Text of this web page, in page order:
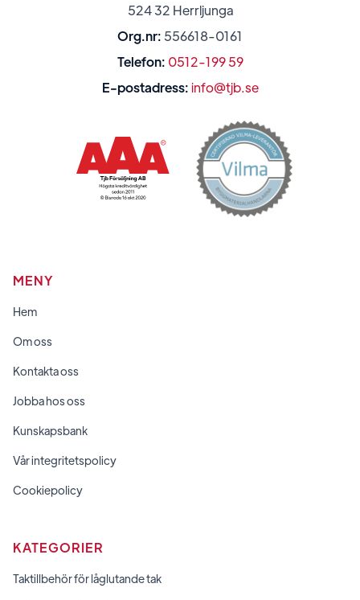
524 32 Herrljunga
Org.nr: 556618-0161
Telefon: 0512-199 59
E-postadress: info@tjb.se
MENY
Hem
Om oss
Kontakta oss
Jobba hos oss
Kunskapsbank
Vår integritetspolicy
Cookiepolicy
KATEGORIER
Taktillbehör för låglutande tak